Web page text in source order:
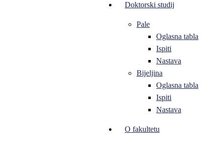
Doktorski studij
Pale
Oglasna tabla
Ispiti
Nastava
Bijeljina
Oglasna tabla
Ispiti
Nastava
O fakultetu